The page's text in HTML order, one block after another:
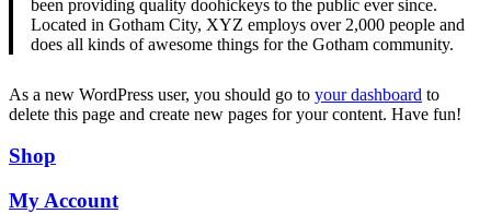
been providing quality doohickeys to the public ever since.
Located in Gotham City, XYZ employs over 2,000 people and
does all kinds of awesome things for the Gotham community.
As a new WordPress user, you should go to your dashboard to
delete this page and create new pages for your content. Have fun!
Shop
My Account